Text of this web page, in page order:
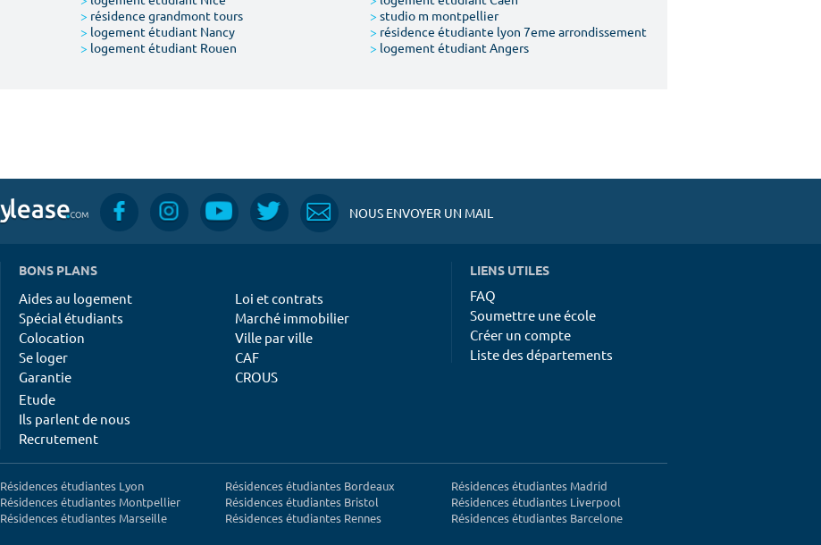
> résidence grandmont tours > studio m montpellier
> logement étudiant Nancy > résidence étudiante lyon 7eme arrondissement
> logement étudiant Rouen > logement étudiant Angers
NOUS ENVOYER UN MAIL
BONS PLANS
Aides au logement
Spécial étudiants
Colocation
Se loger
Garantie
Loi et contrats
Marché immobilier
Ville par ville
CAF
CROUS
Etude
Ils parlent de nous
Recrutement
LIENS UTILES
FAQ
Soumettre une école
Créer un compte
Liste des départements
Résidences étudiantes Lyon
Résidences étudiantes Montpellier
Résidences étudiantes Marseille
Résidences étudiantes Bordeaux
Résidences étudiantes Bristol
Résidences étudiantes Rennes
Résidences étudiantes Madrid
Résidences étudiantes Liverpool
Résidences étudiantes Barcelone